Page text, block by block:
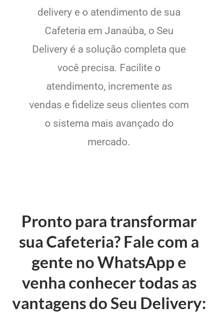
delivery e o atendimento de sua
Cafeteria em Janaúba, o Seu
Delivery é a solução completa que
você precisa. Facilite o
atendimento, incremente as
vendas e fidelize seus clientes com
o sistema mais avançado do
mercado.
Pronto para transformar
sua Cafeteria? Fale com a
gente no WhatsApp e
venha conhecer todas as
vantagens do Seu Delivery: